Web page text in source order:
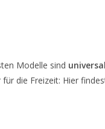
Modelle sind
die Freizeit: Hier